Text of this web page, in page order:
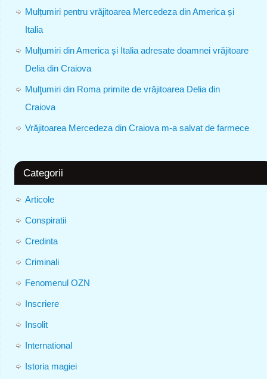
Mulțumiri pentru vrăjitoarea Mercedeza din America și
Italia
Mulțumiri din America și Italia adresate doamnei vrăjitoare
Delia din Craiova
Mulţumiri din Roma primite de vrăjitoarea Delia din
Craiova
Vrăjitoarea Mercedeza din Craiova m-a salvat de farmece
Categorii
Articole
Conspiratii
Credinta
Criminali
Fenomenul OZN
Inscriere
Insolit
International
Istoria magiei